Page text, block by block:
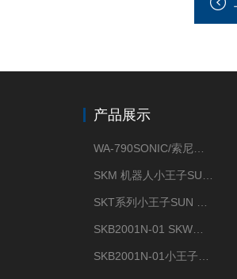
产品展示